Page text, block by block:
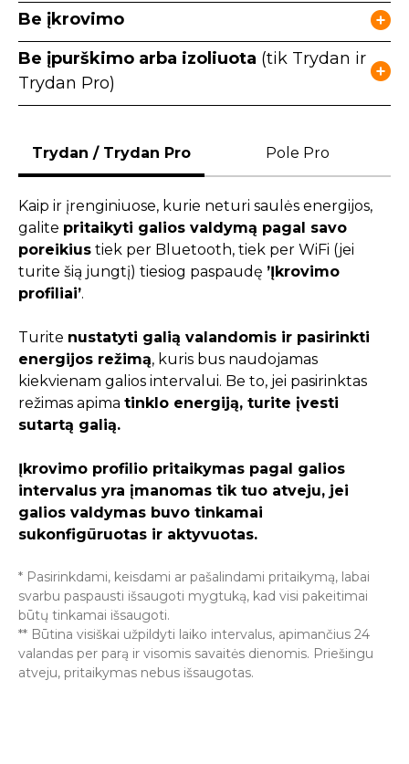
Be įkrovimo
Be įpurškimo arba izoliuota (tik Trydan ir
Trydan Pro)
Trydan / Trydan Pro Pole Pro
Kaip ir įrenginiuose, kurie neturi saulės energijos,
galite pritaikyti galios valdymą pagal savo
poreikius tiek per Bluetooth, tiek per WiFi (jei
turite šią jungtį) tiesiog paspaudę ’Įkrovimo
profiliai’.
Turite nustatyti galią valandomis ir pasirinkti
energijos režimą, kuris bus naudojamas
kiekvienam galios intervalui. Be to, jei pasirinktas
režimas apima tinklo energiją, turite įvesti
sutartą galią.
Įkrovimo profilio pritaikymas pagal galios
intervalus yra įmanomas tik tuo atveju, jei
galios valdymas buvo tinkamai
sukonfigūruotas ir aktyvuotas.
* Pasirinkdami, keisdami ar pašalindami pritaikymą, labai
svarbu paspausti išsaugoti mygtuką, kad visi pakeitimai
būtų tinkamai išsaugoti.
** Būtina visiškai užpildyti laiko intervalus, apimančius 24
valandas per parą ir visomis savaitės dienomis. Priešingu
atveju, pritaikymas nebus išsaugotas.